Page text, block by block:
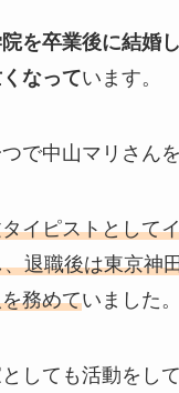
を卒業後に結婚
なっています。
で中山マリさん
イピストとして
退職後は東京神
務めていました。
しても活動をし